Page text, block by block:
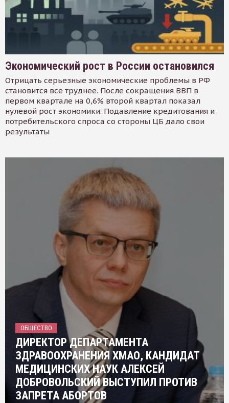
Экономический рост в России остановился
Отрицать серьезные экономические проблемы в РФ
становится все труднее. После сокращения ВВП в
первом квартале на 0,6% второй квартал показал
нулевой рост экономики. Подавление кредитования и
потребительского спроса со стороны ЦБ дало свои
результаты
ОБЩЕСТВО
ДИРЕКТОР ДЕПАРТАМЕНТА
ЗДРАВООХРАНЕНИЯ ХМАО, КАНДИДАТ
МЕДИЦИНСКИХ НАУК АЛЕКСЕЙ
ДОБРОВОЛЬСКИЙ ВЫСТУПИЛ ПРОТИВ
ЗАПРЕТА АБОРТОВ